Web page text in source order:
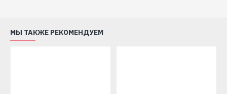
МЫ ТАКЖЕ РЕКОМЕНДУЕМ